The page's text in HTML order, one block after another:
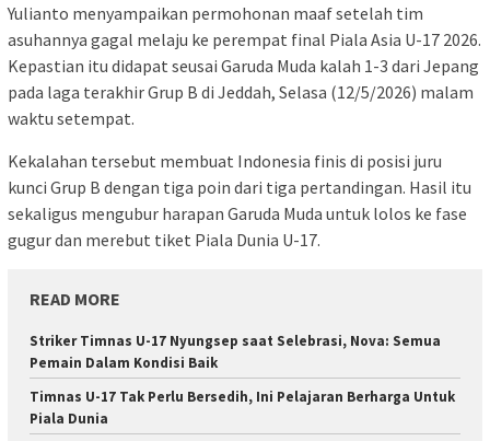
Yulianto menyampaikan permohonan maaf setelah tim
asuhannya gagal melaju ke perempat final Piala Asia U-17 2026.
Kepastian itu didapat seusai Garuda Muda kalah 1-3 dari Jepang
pada laga terakhir Grup B di Jeddah, Selasa (12/5/2026) malam
waktu setempat.
Kekalahan tersebut membuat Indonesia finis di posisi juru
kunci Grup B dengan tiga poin dari tiga pertandingan. Hasil itu
sekaligus mengubur harapan Garuda Muda untuk lolos ke fase
gugur dan merebut tiket Piala Dunia U-17.
READ MORE
Striker Timnas U-17 Nyungsep saat Selebrasi, Nova: Semua
Pemain Dalam Kondisi Baik
Timnas U-17 Tak Perlu Bersedih, Ini Pelajaran Berharga Untuk
Piala Dunia